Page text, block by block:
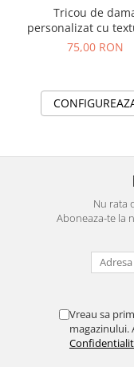
Tricou de
personalizat cu
75,00 RON
Nu rata
Aboneaza-te la
Vreau sa
magazinului.